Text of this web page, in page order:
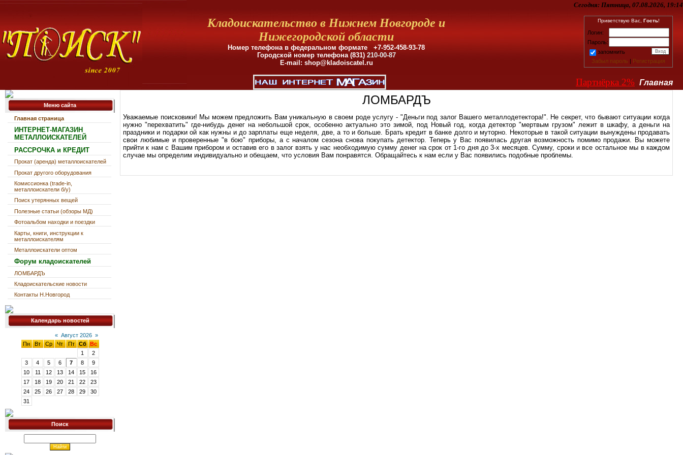
Сегодня: Пятница, 07.08.2026, 19:14
Кладоискательство в Нижнем Новгороде и
Нижегородской области
Номер телефона в федеральном формате +7-952-458-93-78
Городской номер телефона (831) 210-00-87
E-mail: shop@kladoiscatel.ru
Приветствую Вас, Гость!
Логин:
Пароль:
запомнить
Забыл пароль | Регистрация
Партнёрка 2% Главная
Меню сайта
Главная страница
ИНТЕРНЕТ-МАГАЗИН
МЕТАЛЛОИСКАТЕЛЕЙ
РАССРОЧКА и КРЕДИТ
Прокат (аренда) металлоискателей
Прокат другого оборудования
Комиссионка (trade-in,
металлоискатели б/у)
Поиск утерянных вещей
Полезные статьи (обзоры МД)
Фотоальбом находки и поездки
Карты, книги, инструкции к
металлоискателям
Металлоискатели оптом
Форум кладоискателей
ЛОМБАРДЪ
Кладоискательские новости
Контакты Н.Новгород
Календарь новостей
« Август 2026 »
Пн
Вт Ср Чт Пт Сб
Вс
1
2
3
4 5 6 7 8
9
10
11 12 13 14 15
16
17
18 19 20 21 22
23
24
25 26 27 28 29
30
31
Поиск
ЛОМБАРДЪ
Уважаемые поисковики! Мы можем предложить Вам уникальную в своем роде услугу - "Деньги под залог Вашего металлодетектора!". Не секрет, что бывают ситуации когда
нужно "перехватить" где-нибудь денег на небольшой срок, особенно актуально это зимой, под Новый год, когда детектор "мертвым грузом" лежит в шкафу, а деньги на
праздники и подарки ой как нужны и до зарплаты еще неделя, две, а то и больше. Брать кредит в банке долго и муторно. Некоторые в такой ситуации вынуждены продавать
свои любимые и проверенные "в бою" приборы, а с началом сезона снова покупать детектор. Теперь у Вас появилась другая возможность помимо продажи. Вы можете
прийти к нам с Вашим прибором и оставив его в залог взять у нас необходимую сумму денег на срок от 1-го дня до 3-х месяцев. Сумму, сроки и все остальное мы в каждом
случае мы определим индивидуально и обещаем, что условия Вам понравятся. Обращайтесь к нам если у Вас появились подобные проблемы.